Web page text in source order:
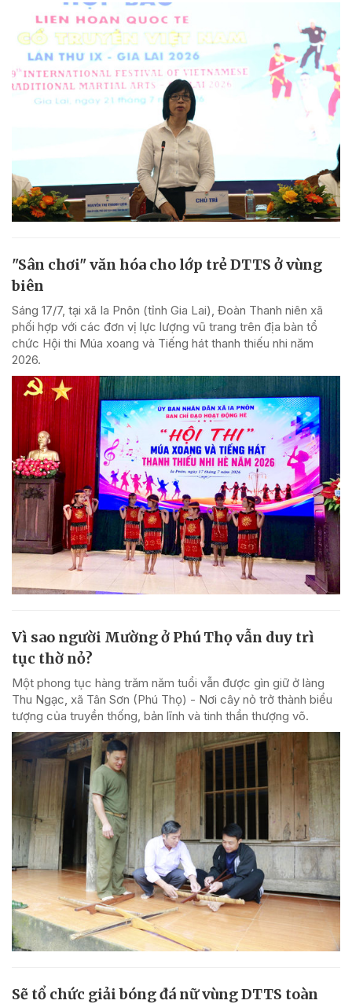
"Sân chơi" văn hóa cho lớp trẻ DTTS ở vùng
biên
Sáng 17/7, tại xã Ia Pnôn (tỉnh Gia Lai), Đoàn Thanh niên xã
phối hợp với các đơn vị lực lượng vũ trang trên địa bàn tổ
chức Hội thi Múa xoang và Tiếng hát thanh thiếu nhi năm
2026.
Vì sao người Mường ở Phú Thọ vẫn duy trì
tục thờ nỏ?
Một phong tục hàng trăm năm tuổi vẫn được gìn giữ ở làng
Thu Ngạc, xã Tân Sơn (Phú Thọ) - Nơi cây nỏ trở thành biểu
tượng của truyền thống, bản lĩnh và tinh thần thượng võ.
Sẽ tổ chức giải bóng đá nữ vùng DTTS toàn